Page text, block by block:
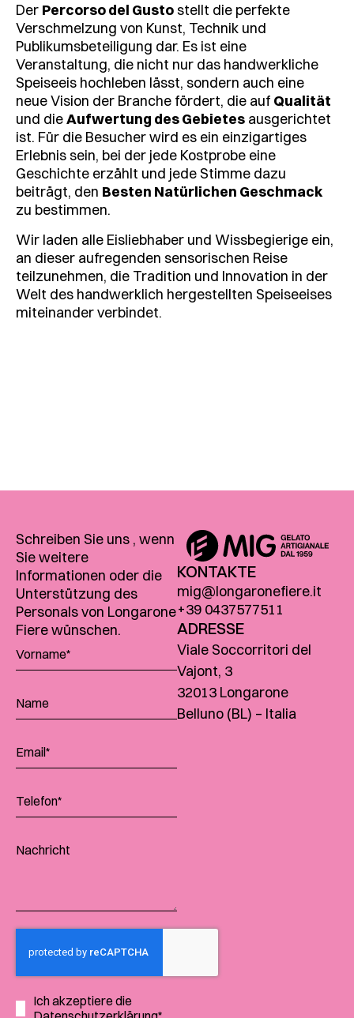
Der Percorso del Gustostellt die perfekte
Verschmelzung von Kunst, Technik und
Publikumsbeteiligung dar. Es ist eine
Veranstaltung, die nicht nur das handwerkliche
Speiseeis hochleben lässt, sondern auch eine
neue Vision der Branche fördert, die auf Qualität
und dieAufwertung des Gebietes ausgerichtet
ist. Für die Besucher wird es ein einzigartiges
Erlebnis sein, bei der jede Kostprobe eine
Geschichte erzählt und jede Stimme dazu
beiträgt, den Besten Natürlichen Geschmack
zu bestimmen.
Wir laden alle Eisliebhaber und Wissbegierige ein,
an dieser aufregenden sensorischen Reise
teilzunehmen, die Tradition und Innovation in der
Welt des handwerklich hergestellten Speiseeises
miteinander verbindet.
Schreiben Sie uns , wenn
Sie weitere
Informationen oder die
Unterstützung des
Personals von Longarone
Fiere wünschen.
Ich akzeptiere die
KONTAKTE
mig@longaronefiere.it
+39 0437577511
ADRESSE
Viale Soccorritori del
Vajont, 3
32013 Longarone
Belluno (BL) – Italia